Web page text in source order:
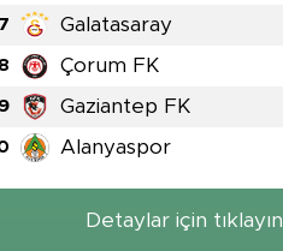
7 Galatasaray
8 Çorum FK
9 Gaziantep FK
Alanyaspor
Detaylar için tıklayın